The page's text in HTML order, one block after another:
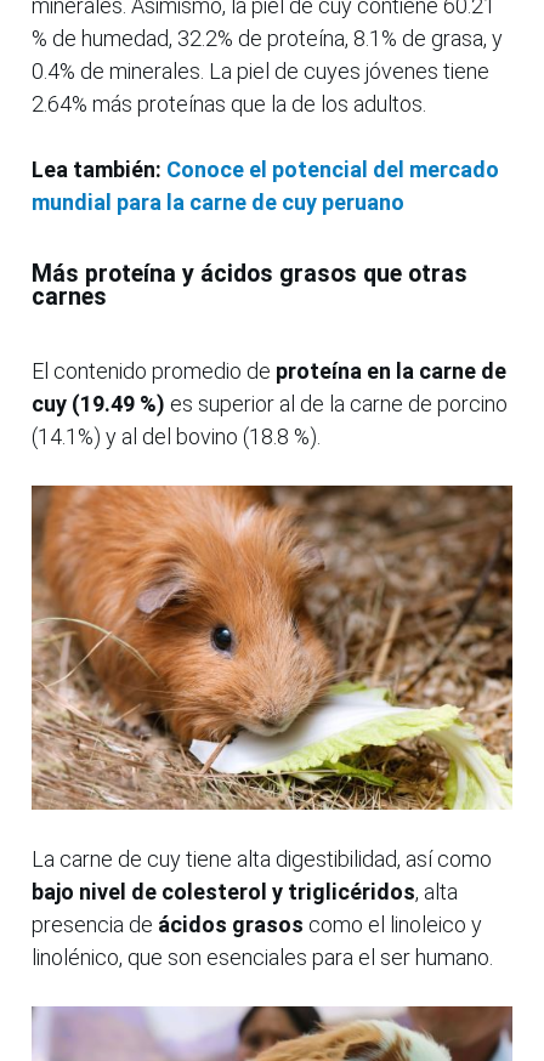
% de humedad, 32.2% de proteína, 8.1% de grasa, y
0.4% de minerales. La piel de cuyes jóvenes tiene
2.64% más proteínas que la de los adultos.
Lea también: Conoce el potencial del mercado
mundial para la carne de cuy peruano
Más proteína y ácidos grasos que otras
carnes
El contenido promedio de proteína en la carne de
cuy (19.49 %) es superior al de la carne de porcino
(14.1%) y al del bovino (18.8 %).
La carne de cuy tiene alta digestibilidad, así como
bajo nivel de colesterol y triglicéridos, alta
presencia de ácidos grasos como el linoleico y
linolénico, que son esenciales para el ser humano.